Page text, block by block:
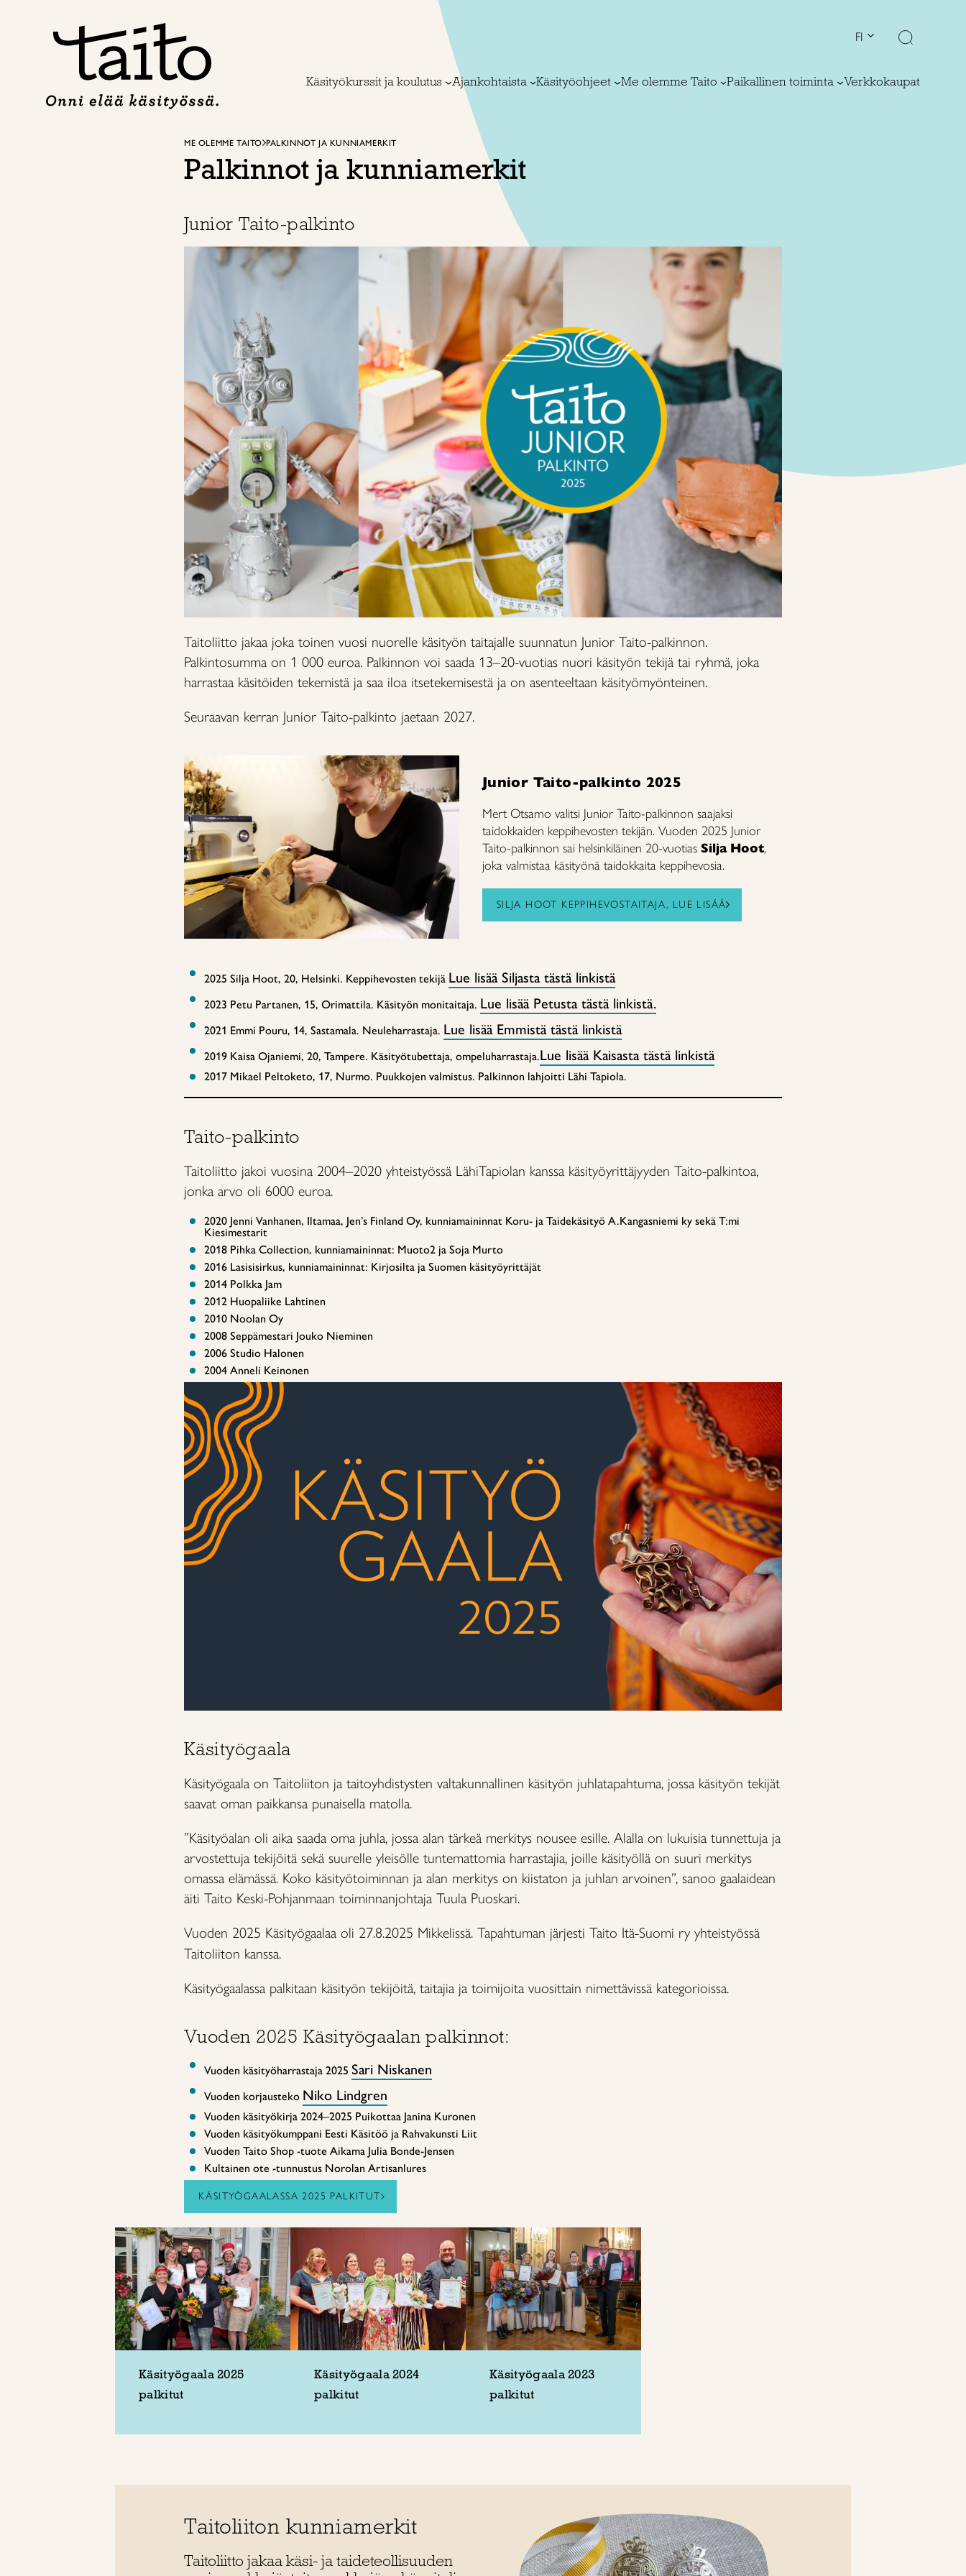
FI
Käsityökurssit ja koulutus Ajankohtaista Käsityöohjeet Me olemme Taito Paikallinen toiminta Verkkokaupat
ME OLEMME TAITO PALKINNOT JA KUNNIAMERKIT
Palkinnot ja kunniamerkit
Junior Taito-palkinto
Taitoliitto jakaa joka toinen vuosi nuorelle käsityön taitajalle suunnatun Junior Taito-palkinnon.
Palkintosumma on 1 000 euroa. Palkinnon voi saada 13–20-vuotias nuori käsityön tekijä tai ryhmä, joka
harrastaa käsitöiden tekemistä ja saa iloa itsetekemisestä ja on asenteeltaan käsityömyönteinen.
Seuraavan kerran Junior Taito-palkinto jaetaan 2027.
Junior Taito-palkinto 2025
Mert Otsamo valitsi Junior Taito-palkinnon saajaksi
taidokkaiden keppihevosten tekijän. Vuoden 2025 Junior
Taito-palkinnon sai helsinkiläinen 20-vuotias Silja Hoot,
joka valmistaa käsityönä taidokkaita keppihevosia.
SILJA HOOT KEPPIHEVOSTAITAJA, LUE LISÄÄ
2025 Silja Hoot, 20, Helsinki. Keppihevosten tekijä Lue lisää Siljasta tästä linkistä
2023 Petu Partanen, 15, Orimattila. Käsityön monitaitaja. Lue lisää Petusta tästä linkistä.
2021 Emmi Pouru, 14, Sastamala. Neuleharrastaja. Lue lisää Emmistä tästä linkistä
2019 Kaisa Ojaniemi, 20, Tampere. Käsityötubettaja, ompeluharrastaja.Lue lisää Kaisasta tästä linkistä
2017 Mikael Peltoketo, 17, Nurmo. Puukkojen valmistus. Palkinnon lahjoitti Lähi Tapiola.
Taito-palkinto
Taitoliitto jakoi vuosina 2004–2020 yhteistyössä LähiTapiolan kanssa käsityöyrittäjyyden Taito-palkintoa,
jonka arvo oli 6000 euroa.
2020 Jenni Vanhanen, Iltamaa, Jen’s Finland Oy, kunniamaininnat Koru- ja Taidekäsityö A.Kangasniemi ky sekä T:mi
Kiesimestarit
2018 Pihka Collection, kunniamaininnat: Muoto2 ja Soja Murto
2016 Lasisisirkus, kunniamaininnat: Kirjosilta ja Suomen käsityöyrittäjät
2014 Polkka Jam
2012 Huopaliike Lahtinen
2010 Noolan Oy
2008 Seppämestari Jouko Nieminen
2006 Studio Halonen
2004 Anneli Keinonen
Käsityögaala
Käsityögaala on Taitoliiton ja taitoyhdistysten valtakunnallinen käsityön juhlatapahtuma, jossa käsityön tekijät
saavat oman paikkansa punaisella matolla.
”Käsityöalan oli aika saada oma juhla, jossa alan tärkeä merkitys nousee esille. Alalla on lukuisia tunnettuja ja
arvostettuja tekijöitä sekä suurelle yleisölle tuntemattomia harrastajia, joille käsityöllä on suuri merkitys
omassa elämässä. Koko käsityötoiminnan ja alan merkitys on kiistaton ja juhlan arvoinen”, sanoo gaalaidean
äiti Taito Keski-Pohjanmaan toiminnanjohtaja Tuula Puoskari.
Vuoden 2025 Käsityögaalaa oli 27.8.2025 Mikkelissä. Tapahtuman järjesti Taito Itä-Suomi ry yhteistyössä
Taitoliiton kanssa.
Käsityögaalassa palkitaan käsityön tekijöitä, taitajia ja toimijoita vuosittain nimettävissä kategorioissa.
Vuoden 2025 Käsityögaalan palkinnot:
Vuoden käsityöharrastaja 2025 Sari Niskanen
Vuoden korjausteko Niko Lindgren
Vuoden käsityökirja 2024–2025 Puikottaa Janina Kuronen
Vuoden käsityökumppani Eesti Käsitöö ja Rahvakunsti Liit
Vuoden Taito Shop -tuote Aikama Julia Bonde-Jensen
Kultainen ote -tunnustus Norolan Artisanlures
KÄSITYÖGAALASSA 2025 PALKITUT
Käsityögaala 2025
palkitut
Käsityögaala 2024
palkitut
Käsityögaala 2023
palkitut
Taitoliiton kunniamerkit
Taitoliitto jakaa käsi- ja taideteollisuuden